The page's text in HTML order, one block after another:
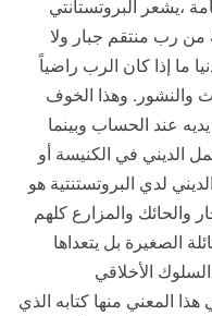
،يشعر البروتستانتي
من رب منتقم جبار ولا
ما إذا كان الرب راضياً
والنشور. وهذا الخوف
عند الحساب وبينما
الديني في الكنيسة أو
لدي البروتستنتية هو
والحائك والمزارع كلهم
الصغيرة بل يتعداها
الأخلاقي
المعني منها كتابه الذي